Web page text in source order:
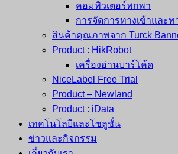
คอมพิวเตอร์พกพา
การจัดการทางเข้าและท
สินค้าคุณภาพจาก Turck
Product : HikRobot
เครื่องอ่านบาร์โค้ด
NiceLabel Free Trial
Product – Newland
Product : iData
เทคโนโลยีและโซลูชั่น
ข่าวและกิจกรรม